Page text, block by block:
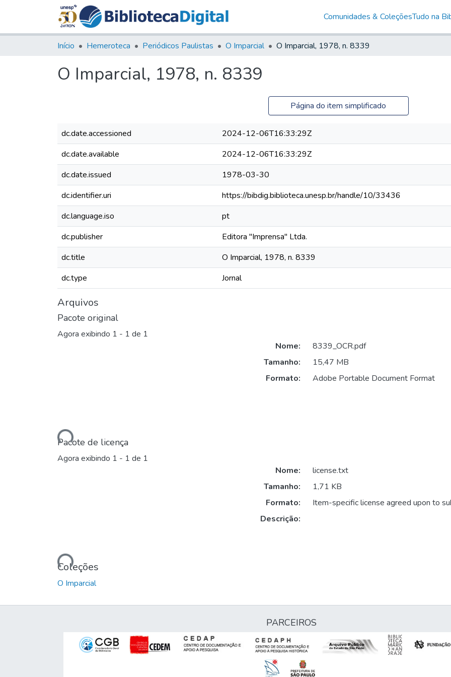
Comunidades & ColeçõesTudo na
Início Hemeroteca Periódicos Paulistas O Imparcial O Imparcial, 1978, n. 8339
O Imparcial, 1978, n. 8339
Página do item simplificado
dc.date.accessioned
2024-12-06T16:33:29Z
dc.date.available
2024-12-06T16:33:29Z
dc.date.issued
1978-03-30
dc.identifier.uri
https://bibdig.biblioteca.unesp.br/handle/10/33436
dc.language.iso
pt
dc.publisher
Editora "Imprensa" Ltda.
dc.title
O Imparcial, 1978, n. 8339
dc.type
Jornal
Arquivos
Pacote original
Agora exibindo 1 - 1 de 1
Carregando...
Nome:
8339_OCR.pdf
Tamanho:
15,47 MB
Formato:
Adobe Portable Document Format
Pacote de licença
Agora exibindo 1 - 1 de 1
Carregando...
Nome:
license.txt
Tamanho:
1,71 KB
Formato:
Item-specific license agreed upon to
Descrição:
Coleções
O Imparcial
PARCEIROS